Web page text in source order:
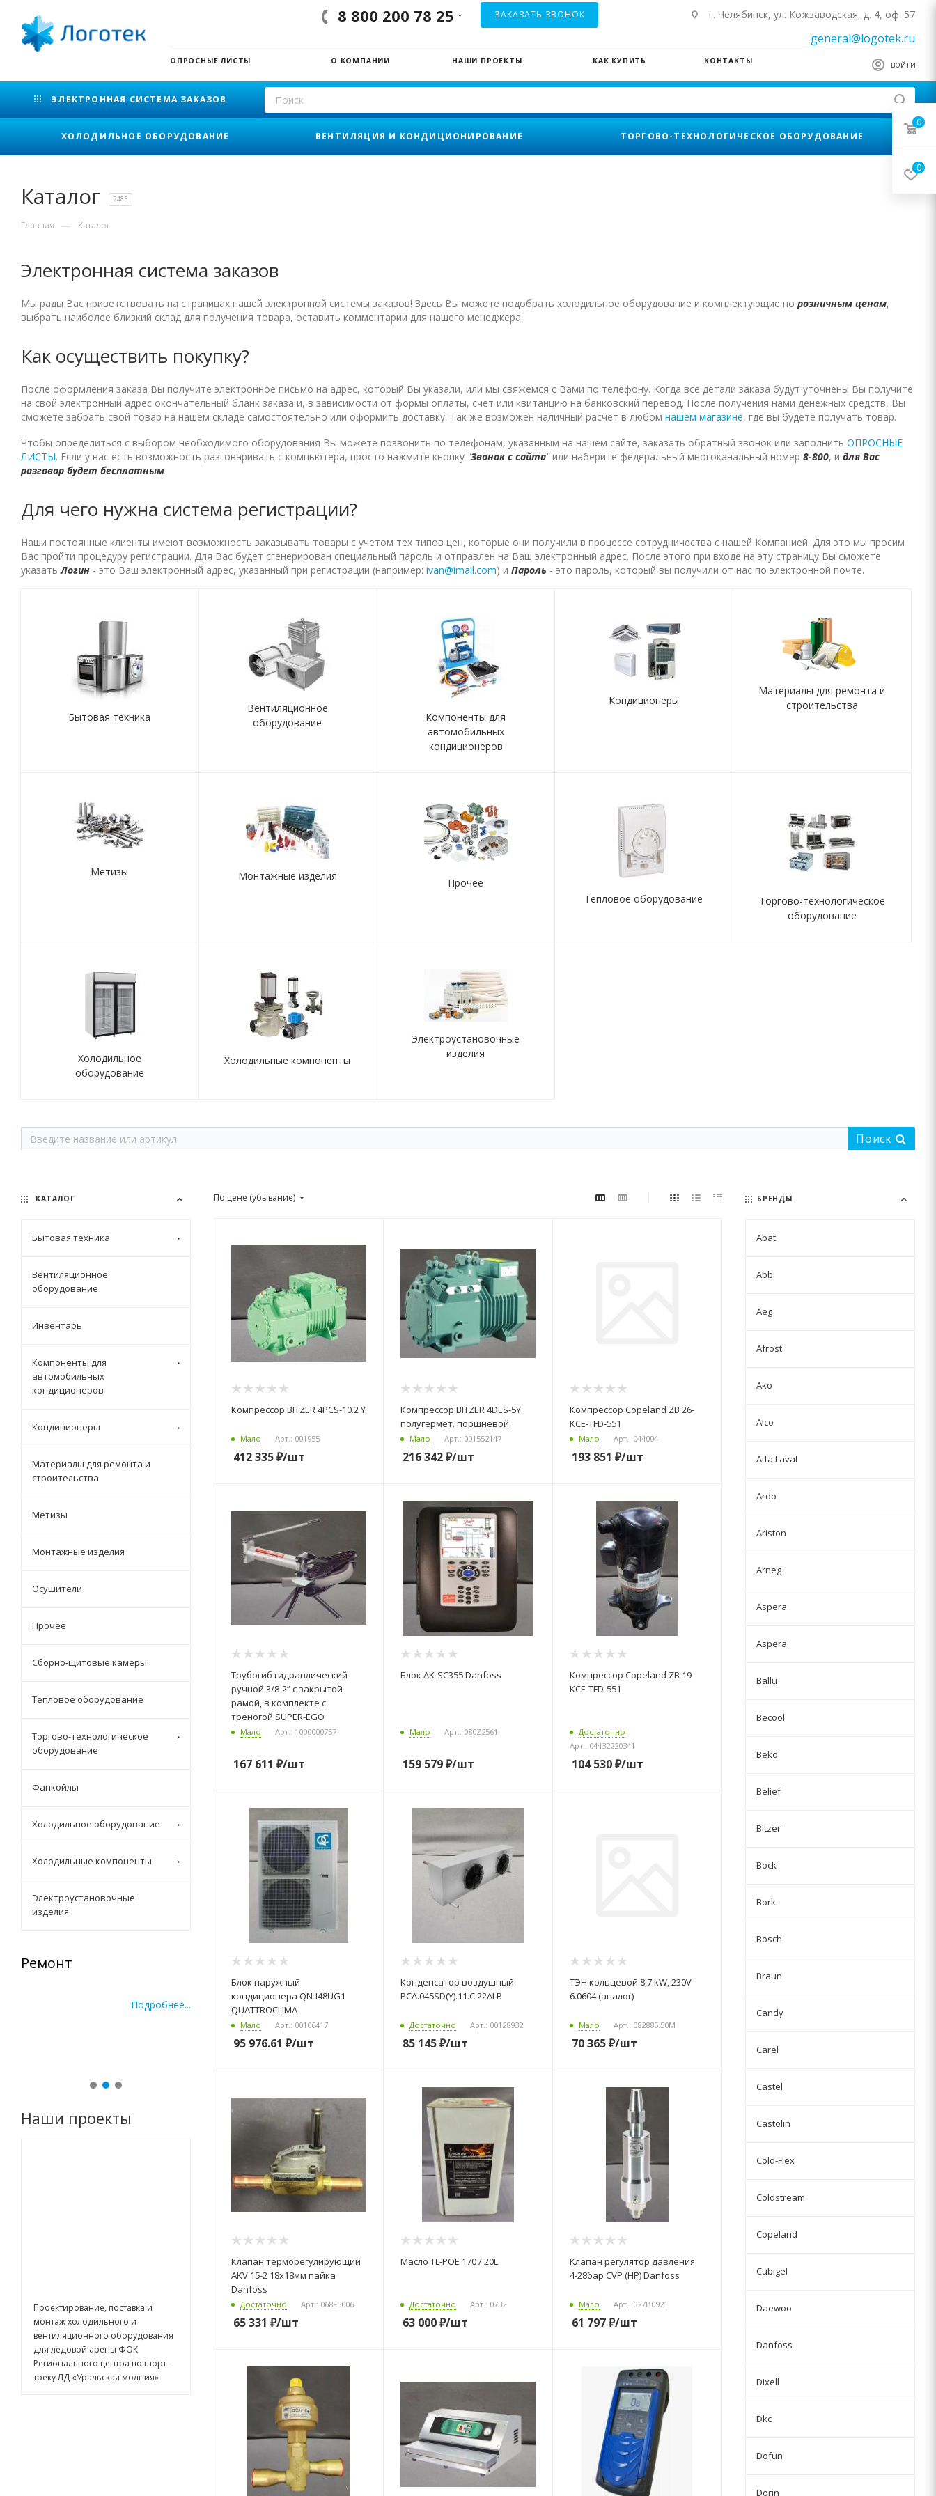
8 800 200 78 25 ЗАКАЗАТЬ ЗВОНОК г. Челябинск, ул. Кожзаводская, д. 4, оф. 57
general@logotek.ru
ВОЙТИ
ОПРОСНЫЕ ЛИСТЫ О КОМПАНИИ НАШИ ПРОЕКТЫ КАК КУПИТЬ КОНТАКТЫ
ЭЛЕКТРОННАЯ СИСТЕМА ЗАКАЗОВ
ХОЛОДИЛЬНОЕ ОБОРУДОВАНИЕ ВЕНТИЛЯЦИЯ И КОНДИЦИОНИРОВАНИЕ ТОРГОВО-ТЕХНОЛОГИЧЕСКОЕ ОБОРУДОВАНИЕ
Каталог 2485
Главная — Каталог
Электронная система заказов
Мы рады Вас приветствовать на страницах нашей электронной системы заказов! Здесь Вы можете подобрать холодильное оборудование и комплектующие по розничным ценам,
выбрать наиболее близкий склад для получения товара, оставить комментарии для нашего менеджера.
Как осуществить покупку?
После оформления заказа Вы получите электронное письмо на адрес, который Вы указали, или мы свяжемся с Вами по телефону. Когда все детали заказа будут уточнены Вы получите
на свой электронный адрес окончательный бланк заказа и, в зависимости от формы оплаты, счет или квитанцию на банковский перевод. После получения нами денежных средств, Вы
сможете забрать свой товар на нашем складе самостоятельно или оформить доставку. Так же возможен наличный расчет в любом нашем магазине, где вы будете получать товар.
Чтобы определиться с выбором необходимого оборудования Вы можете позвонить по телефонам, указанным на нашем сайте, заказать обратный звонок или заполнить ОПРОСНЫЕ
ЛИСТЫ. Если у вас есть возможность разговаривать с компьютера, просто нажмите кнопку "Звонок с сайта"или наберите федеральный многоканальный номер 8-800, и для Вас
разговор будет бесплатным
Для чего нужна система регистрации?
Наши постоянные клиенты имеют возможность заказывать товары с учетом тех типов цен, которые они получили в процессе сотрудничества с нашей Компанией. Для это мы просим
Вас пройти процедуру регистрации. Для Вас будет сгенерирован специальный пароль и отправлен на Ваш электронный адрес. После этого при входе на эту страницу Вы сможете
указатьЛогин - это Ваш электронный адрес, указанный при регистрации (например: ivan@imail.com) и Пароль - это пароль, который вы получили от нас по электронной почте.
Бытовая техника
Вентиляционное
оборудование
Компоненты для
автомобильных
кондиционеров
Кондиционеры
Материалы для ремонта и
строительства
Метизы Монтажные изделия
Прочее
Тепловое оборудование
Торгово-технологическое
оборудование
Холодильное
оборудование
Холодильные компоненты
Электроустановочные
изделия
Поиск
По цене (убывание)
Компрессор BITZER 4PCS-10.2 Y
Мало Арт.: 001955
412 335₽/шт
Компрессор BITZER 4DES-5Y
полугермет. поршневой
Мало Арт.: 001552147
216 342₽/шт
Компрессор Copeland ZB 26-
KCE-TFD-551
Мало Арт.: 044004
193 851 ₽/шт
Трубогиб гидравлический
ручной 3/8-2” с закрытой
рамой, в комплекте с
треногой SUPER-EGO
Мало Арт.: 1000000757
167 611 ₽/шт
Блок AK-SC355 Danfoss
Мало Арт.: 080Z2561
159 579₽/шт
Компрессор Copeland ZB 19-
KCE-TFD-551
Достаточно
Арт.: 04432220341
104 530₽/шт
Блок наружный
кондиционера QN-I48UG1
QUATTROCLIMA
Мало Арт.: 00106417
95 976.61 ₽/шт
Конденсатор воздушный
PCA.045SD(Y).11.C.22ALB
Достаточно Арт.: 00128932
85 145₽/шт
ТЭН кольцевой 8,7 kW, 230V
6.0604 (аналог)
Мало Арт.: 082885.50М
70 365₽/шт
Клапан терморегулирующий
AKV 15-2 18х18мм пайка
Danfoss
Достаточно Арт.: 068F5006
65 331 ₽/шт
Масло TL-POE 170 / 20L
Достаточно Арт.: 0732
63 000₽/шт
Клапан регулятор давления
4-28бар CVP (HP) Danfoss
Мало Арт.: 027B0921
61 797₽/шт
КАТАЛОГ
Бытовая техника
Вентиляционное
оборудование
Инвентарь
Компоненты для
автомобильных
кондиционеров
Кондиционеры
Материалы для ремонта и
строительства
Метизы
Монтажные изделия
Осушители
Прочее
Сборно-щитовые камеры
Тепловое оборудование
Торгово-технологическое
оборудование
Фанкойлы
Холодильное оборудование
Холодильные компоненты
Электроустановочные
изделия
Ремонт Запасные части
Подробнее...
Проектирование, поставка и
БРЕНДЫ
Abat
Abb
Aeg
Afrost
Ako
Alco
Alfa Laval
Ardo
Ariston
Arneg
Aspera
Aspera
Ballu
Becool
Beko
Belief
Bitzer
Bock
Bork
Bosch
Braun
Candy
Carel
Castel
Castolin
Cold-Flex
Coldstream
Copeland
Cubigel
Daewoo
Danfoss
Dixell
Dkc
Dofun
Dorin
0
0